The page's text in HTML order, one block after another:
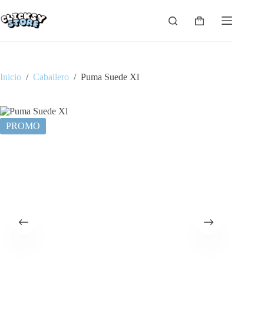
al
contenido
Carro
Inicio / Caballero / Puma Suede Xl
PROMO